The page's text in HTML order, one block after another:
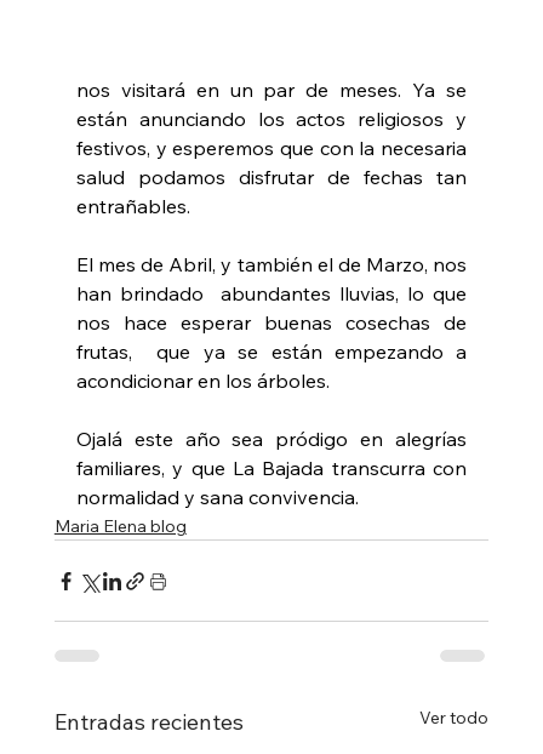
nos visitará en un par de meses. Ya se
están anunciando los actos religiosos y
festivos, y esperemos que con la necesaria
salud podamos disfrutar de fechas tan
entrañables.
El mes de Abril, y también el de Marzo, nos
han brindado  abundantes lluvias, lo que
nos hace esperar buenas cosechas de
frutas,  que ya se están empezando a
acondicionar en los árboles.
Ojalá este año sea pródigo en alegrías
familiares, y que La Bajada transcurra con
normalidad y sana convivencia.
Maria Elena blog
Entradas recientes Ver todo